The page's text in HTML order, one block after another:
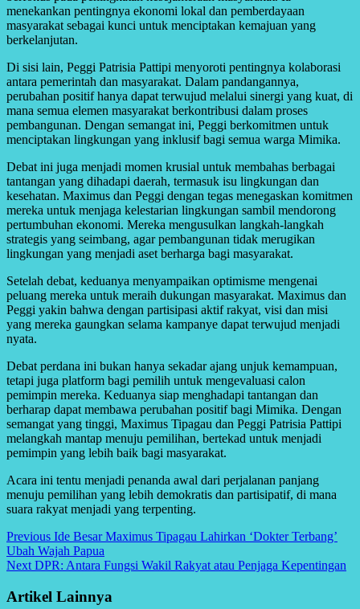
menekankan pentingnya ekonomi lokal dan pemberdayaan
masyarakat sebagai kunci untuk menciptakan kemajuan yang
berkelanjutan.
Di sisi lain, Peggi Patrisia Pattipi menyoroti pentingnya kolaborasi
antara pemerintah dan masyarakat. Dalam pandangannya,
perubahan positif hanya dapat terwujud melalui sinergi yang kuat, di
mana semua elemen masyarakat berkontribusi dalam proses
pembangunan. Dengan semangat ini, Peggi berkomitmen untuk
menciptakan lingkungan yang inklusif bagi semua warga Mimika.
Debat ini juga menjadi momen krusial untuk membahas berbagai
tantangan yang dihadapi daerah, termasuk isu lingkungan dan
kesehatan. Maximus dan Peggi dengan tegas menegaskan komitmen
mereka untuk menjaga kelestarian lingkungan sambil mendorong
pertumbuhan ekonomi. Mereka mengusulkan langkah-langkah
strategis yang seimbang, agar pembangunan tidak merugikan
lingkungan yang menjadi aset berharga bagi masyarakat.
Setelah debat, keduanya menyampaikan optimisme mengenai
peluang mereka untuk meraih dukungan masyarakat. Maximus dan
Peggi yakin bahwa dengan partisipasi aktif rakyat, visi dan misi
yang mereka gaungkan selama kampanye dapat terwujud menjadi
nyata.
Debat perdana ini bukan hanya sekadar ajang unjuk kemampuan,
tetapi juga platform bagi pemilih untuk mengevaluasi calon
pemimpin mereka. Keduanya siap menghadapi tantangan dan
berharap dapat membawa perubahan positif bagi Mimika. Dengan
semangat yang tinggi, Maximus Tipagau dan Peggi Patrisia Pattipi
melangkah mantap menuju pemilihan, bertekad untuk menjadi
pemimpin yang lebih baik bagi masyarakat.
Acara ini tentu menjadi penanda awal dari perjalanan panjang
menuju pemilihan yang lebih demokratis dan partisipatif, di mana
suara rakyat menjadi yang terpenting.
Continue
Reading
Previous Ide Besar Maximus Tipagau Lahirkan ‘Dokter Terbang’
Ubah Wajah Papua
Next DPR: Antara Fungsi Wakil Rakyat atau Penjaga Kepentingan
Artikel Lainnya